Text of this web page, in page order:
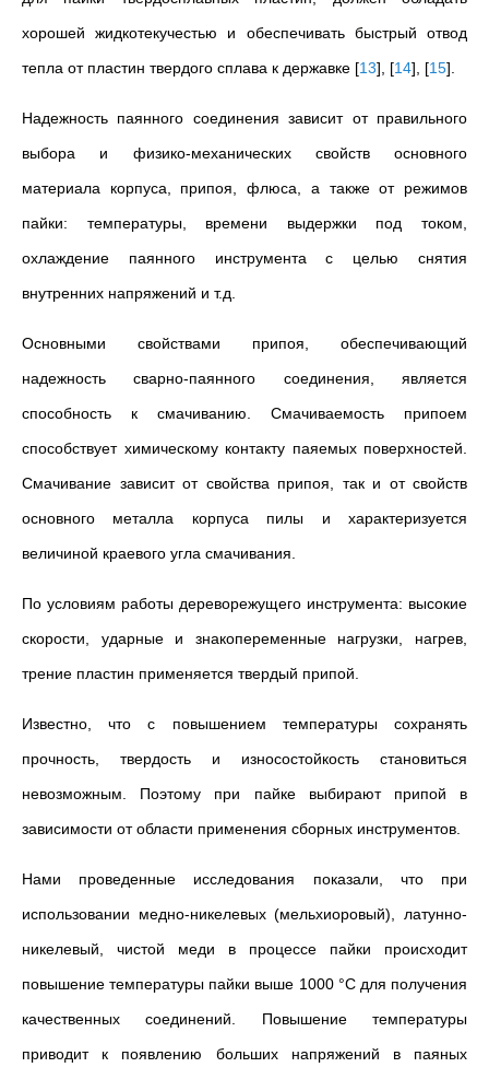
хорошей жидкотекучестью и обеспечивать быстрый отвод
тепла от пластин твердого сплава к державке [13], [14], [15].
Надежность паянного соединения зависит от правильного
выбора и физико-механических свойств основного
материала корпуса, припоя, флюса, а также от режимов
пайки: температуры, времени выдержки под током,
охлаждение паянного инструмента с целью снятия
внутренних напряжений и т.д.
Основными свойствами припоя, обеспечивающий
надежность сварно-паянного соединения, является
способность к смачиванию. Смачиваемость припоем
способствует химическому контакту паяемых поверхностей.
Смачивание зависит от свойства припоя, так и от свойств
основного металла корпуса пилы и характеризуется
величиной краевого угла смачивания.
По условиям работы дереворежущего инструмента: высокие
скорости, ударные и знакопеременные нагрузки, нагрев,
трение пластин применяется твердый припой.
Известно, что с повышением температуры сохранять
прочность, твердость и износостойкость становиться
невозможным. Поэтому при пайке выбирают припой в
зависимости от области применения сборных инструментов.
Нами проведенные исследования показали, что при
использовании медно-никелевых (мельхиоровый), латунно-
никелевый, чистой меди в процессе пайки происходит
повышение температуры пайки выше 1000 °С для получения
качественных соединений. Повышение температуры
приводит к появлению больших напряжений в паяных